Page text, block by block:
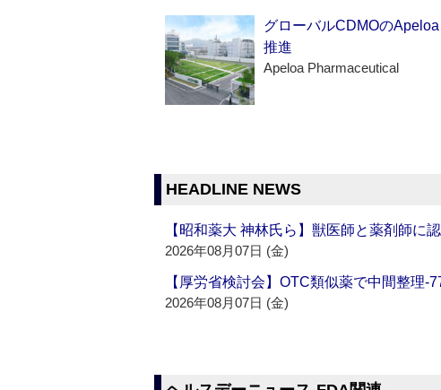
グローバルCDMOの
推進
Apeloa Pharmaceutical
HEADLINE NEWS
【昭和薬大 神林氏ら】獣医師と薬剤師に
2026年08月07日 (金)
【厚労省検討会】OTC類似薬で中間整理
2026年08月07日 (金)